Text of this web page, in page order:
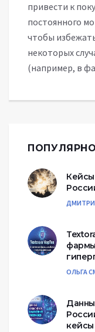
привести к
постоянного
чтобы
некоторых
(например, в
ОЛЬГА
кейсы